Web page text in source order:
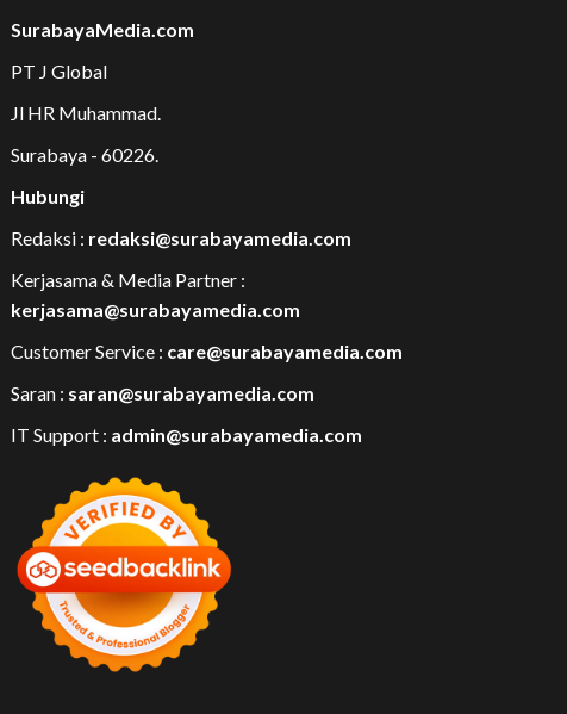
SurabayaMedia.com
PT J Global
Jl HR Muhammad.
Surabaya - 60226.
Hubungi
Redaksi : redaksi@surabayamedia.com
Kerjasama & Media Partner :
kerjasama@surabayamedia.com
Customer Service : care@surabayamedia.com
Saran : saran@surabayamedia.com
IT Support : admin@surabayamedia.com